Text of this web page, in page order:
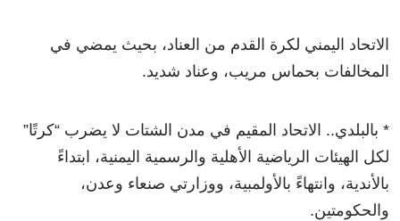
الاتحاد اليمني لكرة القدم من العناد، بحيث يمضي في
المخالفات بحماس مريب، وعناد شديد.
* بالبلدي.. الاتحاد المقيم في مدن الشتات لا يضرب “كرتًا”
لكل الهيئات الرياضية الأهلية والرسمية اليمنية، ابتداءً
بالأندية، وانتهاءً بالأولمبية، ووزارتي صنعاء وعدن،
والحكومتين.